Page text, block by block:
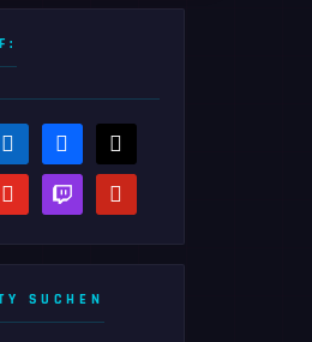
facebook
twitch pinterest
SUCHEN